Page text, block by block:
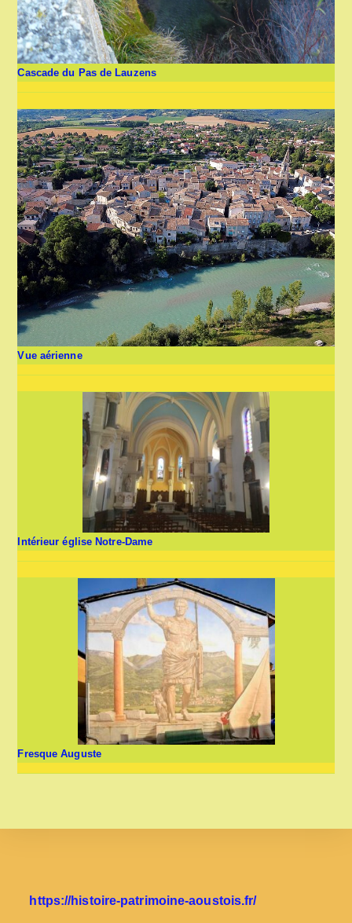
Cascade du Pas de Lauzens
Vue aérienne
Intérieur église Notre-Dame
Fresque Auguste
https://histoire-patrimoine-aoustois.fr/